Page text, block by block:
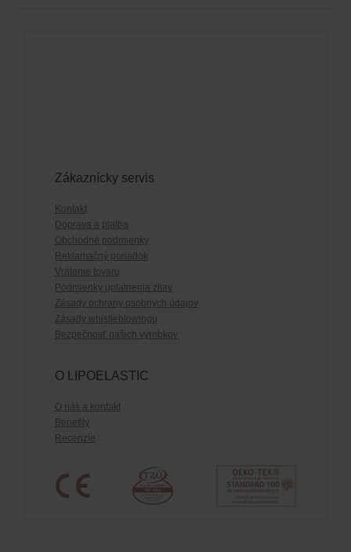
Zákaznícky servis
Kontakt
Doprava a platba
Obchodné podmienky
Reklamačný poriadok
Vrátenie tovaru
Podmienky uplatnenia zliav
Zásady ochrany osobných údajov
Zásady whistleblowingu
Bezpečnosť našich výrobkov
O LIPOELASTIC
O nás a kontakt
Benefity
Recenzie